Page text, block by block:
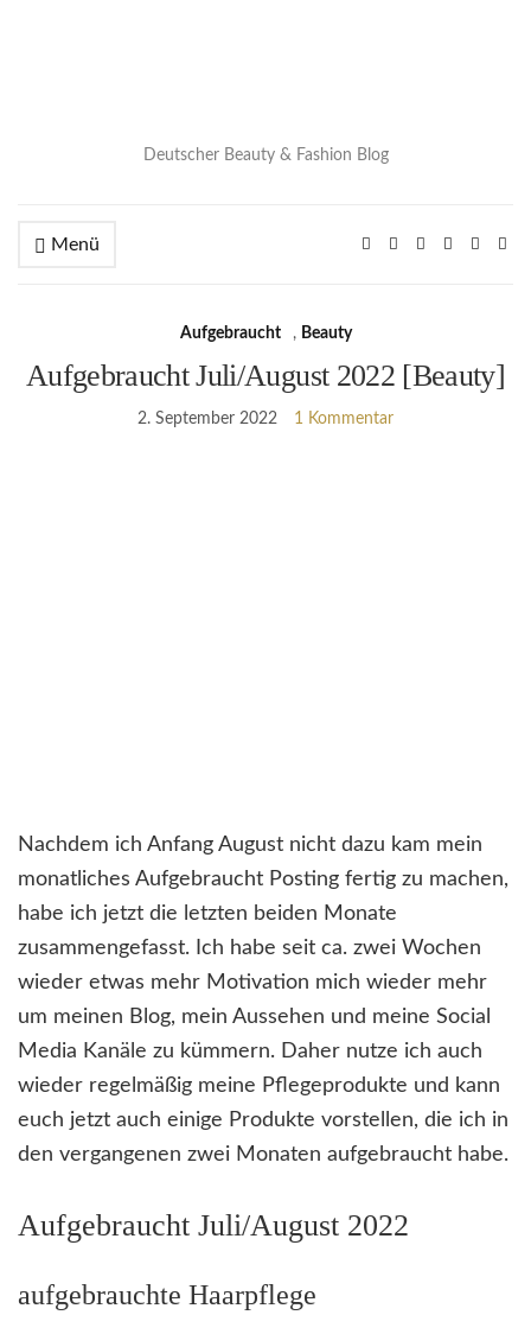
Deutscher Beauty & Fashion Blog
Menü
Aufgebraucht , Beauty
Aufgebraucht Juli/August 2022 [Beauty]
2. September 2022 1 Kommentar
Nachdem ich Anfang August nicht dazu kam mein
monatliches Aufgebraucht Posting fertig zu machen,
habe ich jetzt die letzten beiden Monate
zusammengefasst. Ich habe seit ca. zwei Wochen
wieder etwas mehr Motivation mich wieder mehr
um meinen Blog, mein Aussehen und meine Social
Media Kanäle zu kümmern. Daher nutze ich auch
wieder regelmäßig meine Pflegeprodukte und kann
euch jetzt auch einige Produkte vorstellen, die ich in
den vergangenen zwei Monaten aufgebraucht habe.
Aufgebraucht Juli/August 2022
aufgebrauchte Haarpflege